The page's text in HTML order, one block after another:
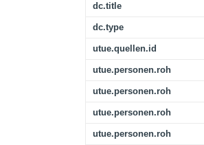
dc.title
dc.type
utue.quellen.id
utue.personen.roh
utue.personen.roh
utue.personen.roh
utue.personen.roh